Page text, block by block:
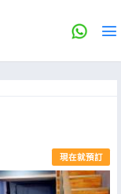
現在就預訂